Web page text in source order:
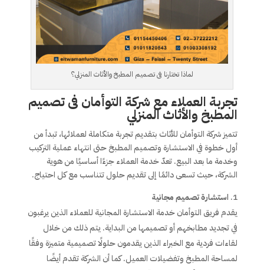
لماذا تختارنا فى تصميم المطبخ والأثاث المنزلي؟
تجربة العملاء مع شركة التوأمان فى تصميم
المطبخ والأثاث المنزلي
تتميز شركة التوأمان للأثاث بتقديم تجربة متكاملة لعملائها، تبدأ من
أول خطوة في الاستشارة وتصميم المطبخ حتى انتهاء عملية التركيب
وخدمة ما بعد البيع. تعدّ خدمة العملاء جزءًا أساسيًا من هوية
الشركة، حيث تسعى دائمًا إلى تقديم حلول تتناسب مع كل احتياج.
استشارة تصميم مجانية
يقدم فريق التوأمان خدمة الاستشارة المجانية للعملاء الذين يرغبون
في تجديد مطابخهم أو تصميمها من البداية. يتم ذلك من خلال
لقاءات فردية مع الخبراء الذين يقدمون حلولًا تصميمية متميزة وفقًا
لمساحة المطبخ وتفضيلات العميل. كما أن الشركة تقدم أيضًا